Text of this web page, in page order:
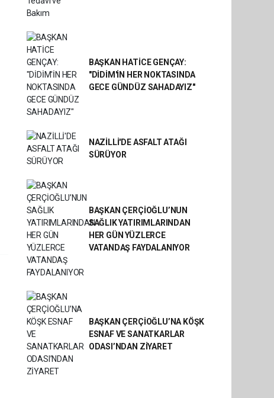
BAŞKAN HATİCE GENÇAY:
"DİDİM'İN HER NOKTASINDA
GECE GÜNDÜZ SAHADAYIZ"
NAZİLLİ'DE ASFALT ATAĞI
SÜRÜYOR
BAŞKAN ÇERÇİOĞLU’NUN
SAĞLIK YATIRIMLARINDAN
HER GÜN YÜZLERCE
VATANDAŞ FAYDALANIYOR
BAŞKAN ÇERÇİOĞLU’NA KÖŞK
ESNAF VE SANATKARLAR
ODASI’NDAN ZİYARET